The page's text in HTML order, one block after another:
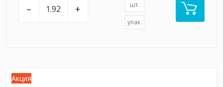
– + шт.
упак.
Акция